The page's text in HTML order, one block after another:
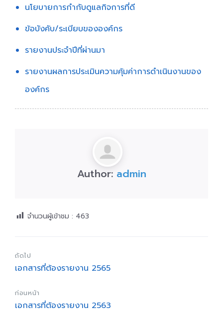
นโยบายการกำกับดูแลกิจการที่ดี
ข้อบังคับ/ระเบียบขององค์กร
รายงานประจำปีที่ผ่านมา
รายงานผลการประเมินความคุ้มค่าการดำเนินงานของ
องค์กร
Author: admin
จำนวนผู้เข้าชม : 463
ถัดไป
เอกสารที่ต้องรายงาน 2565
ก่อนหน้า
เอกสารที่ต้องรายงาน 2563